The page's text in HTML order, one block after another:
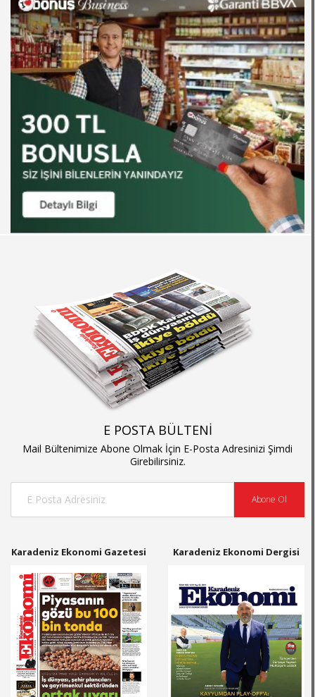
E POSTA BÜLTENİ
Mail Bültenimize Abone Olmak İçin E-Posta Adresinizi Şimdi
Girebilirsiniz.
Abone Ol
Karadeniz Ekonomi Gazetesi Karadeniz Ekonomi Dergisi